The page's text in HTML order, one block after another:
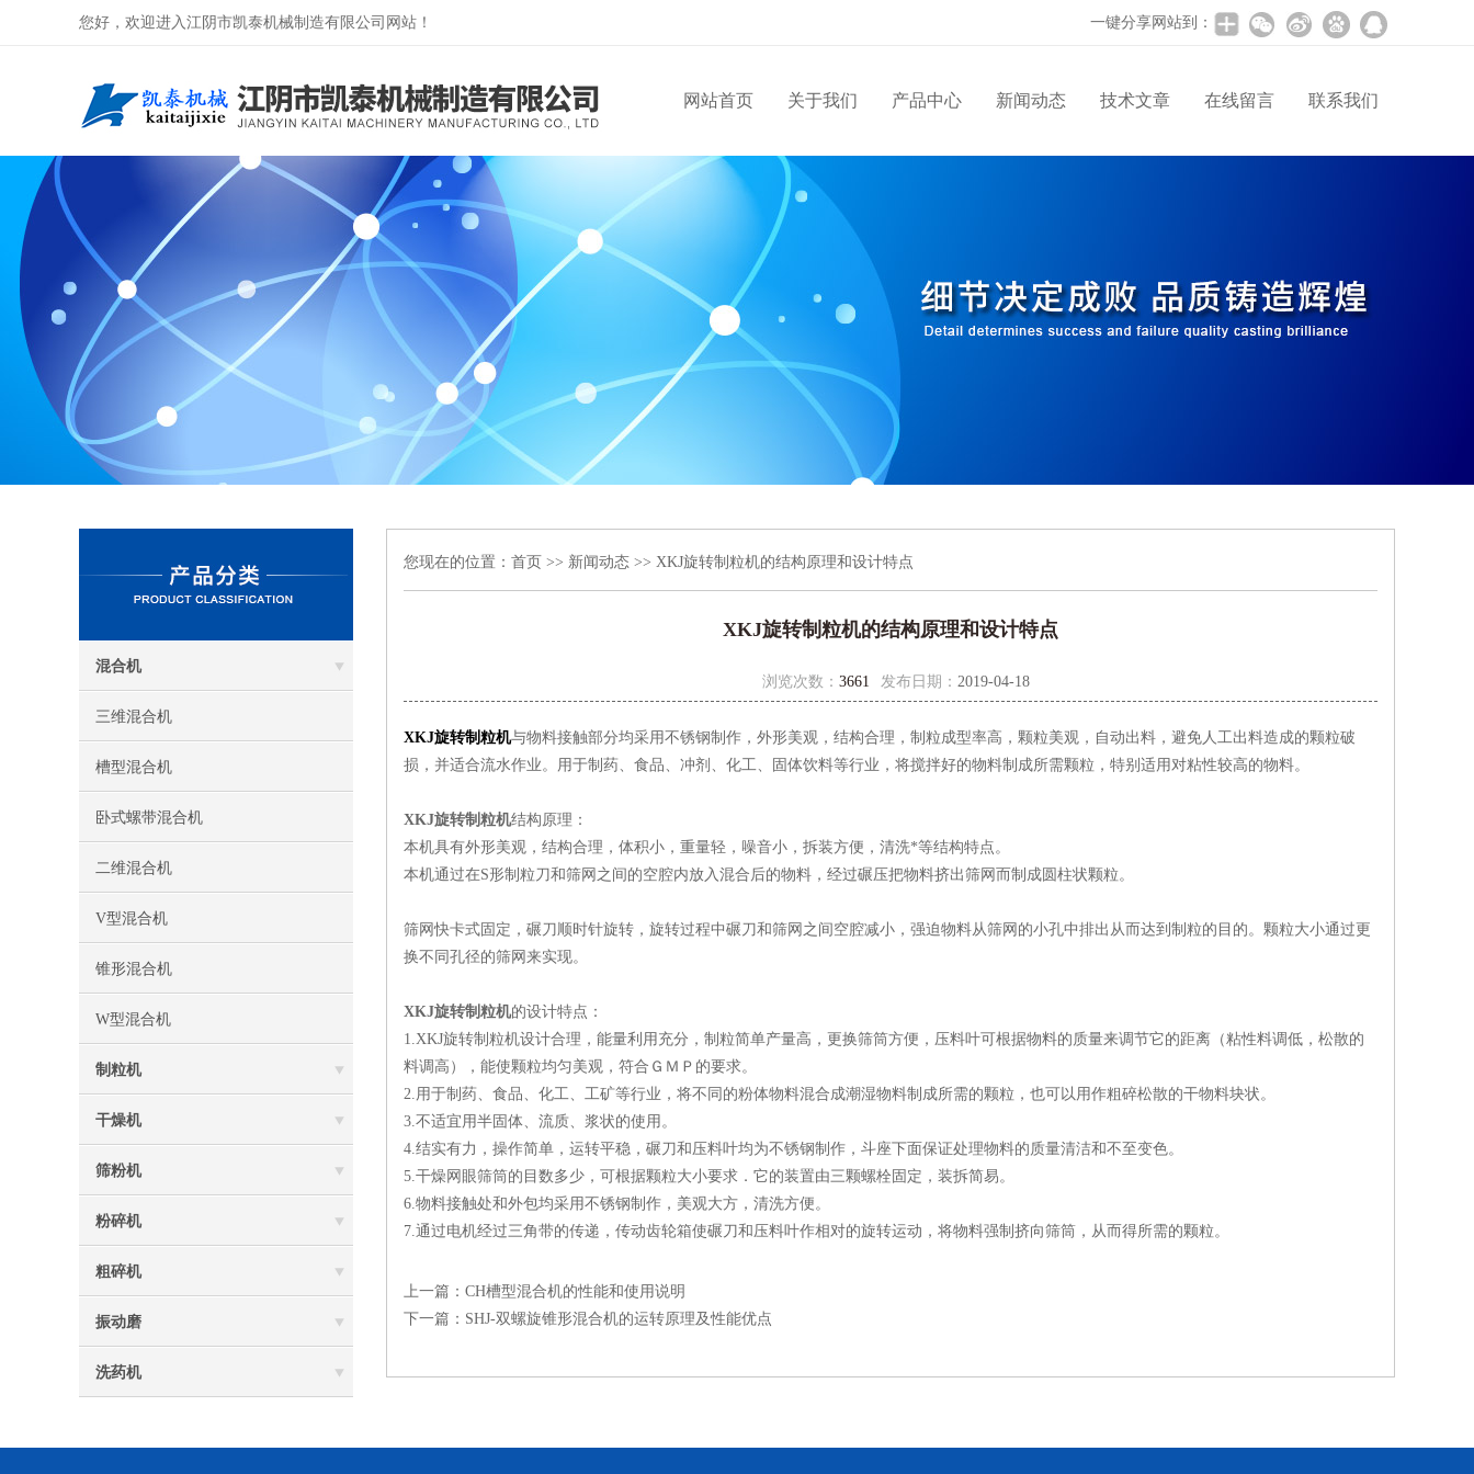
您好，欢迎进入江阴市凯泰机械制造有限公司网站！ 一键分享网站到：
网站首页 关于我们 产品中心 新闻动态 技术文章 在线留言 联系我们
混合机
三维混合机
槽型混合机
卧式螺带混合机
二维混合机
V型混合机
锥形混合机
W型混合机
制粒机
干燥机
筛粉机
粉碎机
粗碎机
振动磨
洗药机
您现在的位置： 首页 >> 新闻动态 >> XKJ旋转制粒机的结构原理和设计特点
XKJ旋转制粒机的结构原理和设计特点
浏览次数： 3661 发布日期： 2019-04-18
XKJ旋转制粒机与物料接触部分均采用不锈钢制作，外形美观，结构合理，制粒成型率高，颗粒美观，自动出料，避免人工出料造成的颗粒破
损，并适合流水作业。用于制药、食品、冲剂、化工、固体饮料等行业，将搅拌好的物料制成所需颗粒，特别适用对粘性较高的物料。
XKJ旋转制粒机结构原理：
本机具有外形美观，结构合理，体积小，重量轻，噪音小，拆装方便，清洗*等结构特点。
本机通过在S形制粒刀和筛网之间的空腔内放入混合后的物料，经过碾压把物料挤出筛网而制成圆柱状颗粒。
筛网快卡式固定，碾刀顺时针旋转，旋转过程中碾刀和筛网之间空腔减小，强迫物料从筛网的小孔中排出从而达到制粒的目的。颗粒大小通过更
换不同孔径的筛网来实现。
XKJ旋转制粒机的设计特点：
1.XKJ旋转制粒机设计合理，能量利用充分，制粒简单产量高，更换筛筒方便，压料叶可根据物料的质量来调节它的距离（粘性料调低，松散的
料调高），能使颗粒均匀美观，符合ＧＭＰ的要求。
2.用于制药、食品、化工、工矿等行业，将不同的粉体物料混合成潮湿物料制成所需的颗粒，也可以用作粗碎松散的干物料块状。
3.不适宜用半固体、流质、浆状的使用。
4.结实有力，操作简单，运转平稳，碾刀和压料叶均为不锈钢制作，斗座下面保证处理物料的质量清洁和不至变色。
5.干燥网眼筛筒的目数多少，可根据颗粒大小要求．它的装置由三颗螺栓固定，装拆简易。
6.物料接触处和外包均采用不锈钢制作，美观大方，清洗方便。
7.通过电机经过三角带的传递，传动齿轮箱使碾刀和压料叶作相对的旋转运动，将物料强制挤向筛筒，从而得所需的颗粒。
上一篇： CH槽型混合机的性能和使用说明
下一篇： SHJ-双螺旋锥形混合机的运转原理及性能优点